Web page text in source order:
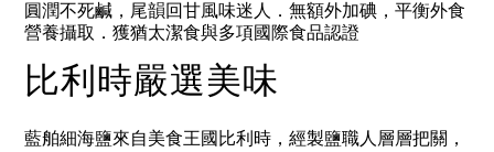
圓潤不死鹹，尾韻回甘風味迷人．無額外加碘，平衡外食
營養攝取．獲猶太潔食與多項國際食品認證
比利時嚴選美味
藍舶細海鹽來自美食王國比利時，經製鹽職人層層把關，